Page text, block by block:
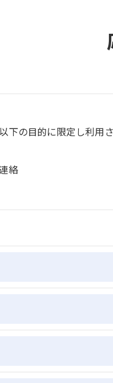
の目的に限定し利用さ
絡
とはいたしません。
おいて、個人情報を